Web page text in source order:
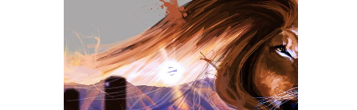
opciones
se
pueden
elegir
en